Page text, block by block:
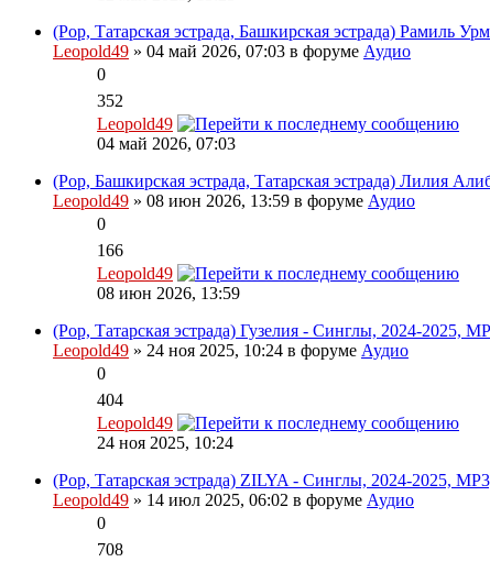
(Pop, Татарская эстрада, Башкирская эстрада) Рамиль
Leopold49 » 04 май 2026, 07:03 в форуме Аудио
0
352
Leopold49
04 май 2026, 07:03
(Pop, Башкирская эстрада, Татарская эстрада) Лилия
Leopold49 » 08 июн 2026, 13:59 в форуме Аудио
0
166
Leopold49
08 июн 2026, 13:59
(Pop, Татарская эстрада) Гузелия - Синглы, 2024-2025,
Leopold49 » 24 ноя 2025, 10:24 в форуме Аудио
0
404
Leopold49
24 ноя 2025, 10:24
(Pop, Татарская эстрада) ZILYA - Синглы, 2024-2025,
Leopold49 » 14 июл 2025, 06:02 в форуме Аудио
0
708